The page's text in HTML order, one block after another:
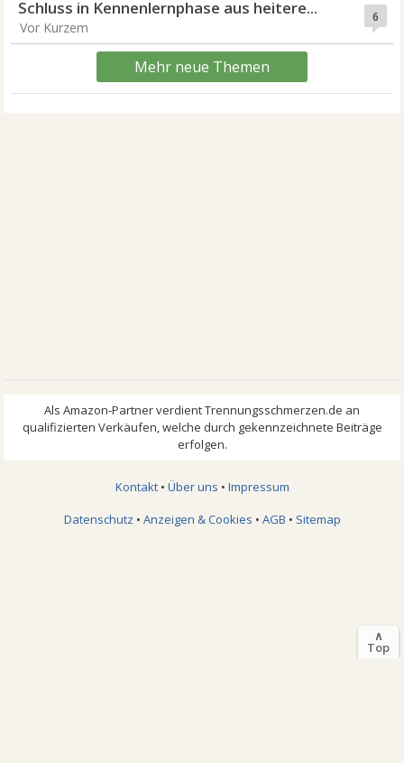
6
Schluss in Kennenlernphase aus heitere...
Vor Kurzem
Mehr neue Themen
Kontakt• Über uns • Impressum
Datenschutz • Anzeigen & Cookies • AGB • Sitemap
∧
Top